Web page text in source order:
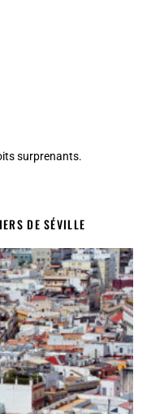
surprenants.
DE SÉVILLE